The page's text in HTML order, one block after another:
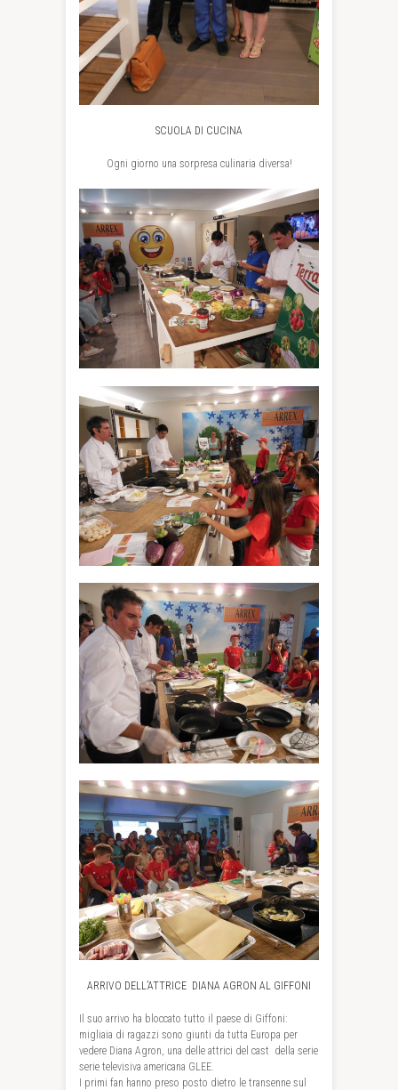
SCUOLA DI CUCINA
Ogni giorno una sorpresa culinaria diversa!
ARRIVO DELL’ATTRICE DIANA AGRON AL GIFFONI
Il suo arrivo ha bloccato tutto il paese di Giffoni:
migliaia di ragazzi sono giunti da tutta Europa per
vedere Diana Agron, una delle attrici del cast della serie
serie televisiva americana GLEE.
I primi fan hanno preso posto dietro le transenne sul